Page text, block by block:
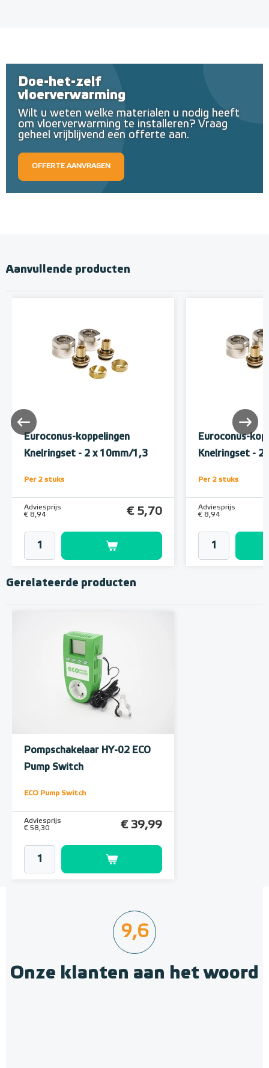
Doe-het-zelf
vloerverwarming
Wilt u weten welke materialen u nodig heeft
om vloerverwarming te installeren? Vraag
geheel vrijblijvend een offerte aan.
OFFERTE AANVRAGEN
Aanvullende producten
Euroconus-koppelingen
Knelringset - 2 x 10mm/1,3
Per 2 stuks
Adviesprijs
€ 8,94
€ 5,70
Euroconus-
Knelringset - 2
Per 2 stuks
Adviesprijs
€ 8,94
Gerelateerde producten
Pompschakelaar HY-02 ECO
Pump Switch
ECO Pump Switch
Adviesprijs
€ 58,30
€ 39,99
9,6
Onze klanten aan het woord